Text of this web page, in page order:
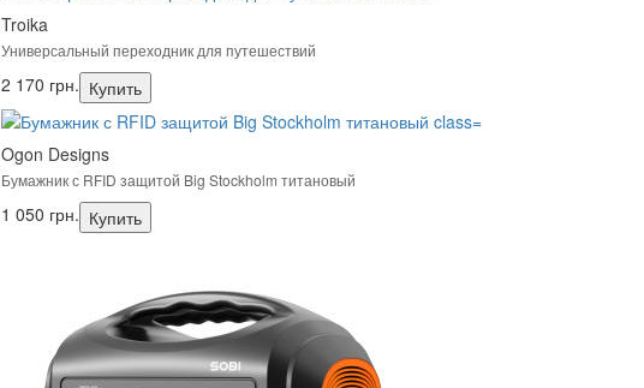
Troika
Универсальный переходник для путешествий
2 170 грн. Купить
Ogon Designs
Бумажник с RFID защитой Big Stockholm титановый
1 050 грн. Купить